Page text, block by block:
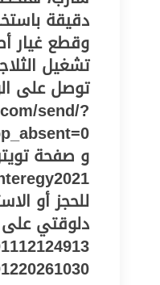
دقيقة
وقطع غيار
تشغيل
توصل على
send/?
و صفحة
للحجز أو
دلوقتي